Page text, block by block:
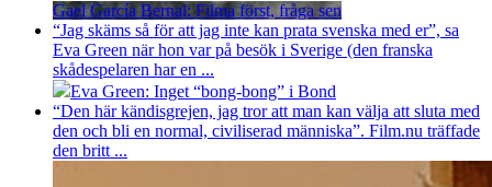
Gael García Bernal: Filma först, fråga sen
“Jag skäms så för att jag inte kan prata svenska med er”, sa
Eva Green när hon var på besök i Sverige (den franska
skådespelaren har en ...
Eva Green: Inget “bong-bong” i Bond
“Den här kändisgrejen, jag tror att man kan välja att sluta med
den och bli en normal, civiliserad människa”. Film.nu träffade
den britt ...